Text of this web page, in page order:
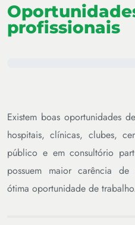
profissionais
Existem boas oportunidades
hospitais, clínicas, clubes,
público e em consultório
possuem maior carência de
ótima oportunidade de